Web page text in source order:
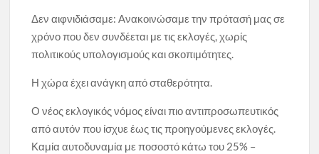
Δεν αιφνιδιάσαμε: Ανακοινώσαμε την πρότασή μας σε
χρόνο που δεν συνδέεται με τις εκλογές, χωρίς
πολιτικούς υπολογισμούς και σκοπιμότητες.
Η χώρα έχει ανάγκη από σταθερότητα.
Ο νέος εκλογικός νόμος είναι πιο αντιπροσωπευτικός
από αυτόν που ίσχυε έως τις προηγούμενες εκλογές.
Καμία αυτοδυναμία με ποσοστό κάτω του 25% –